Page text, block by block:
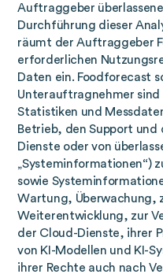
Auftraggeber
Durchführung dieser
räumt der Auftraggeber
erforderlichen
Daten ein. Foodforecast
Unterauftragnehmer
Statistiken und
Betrieb, den Support
Dienste oder von
„Systeminformationen“)
sowie
Wartung, Überwachung,
Weiterentwicklung, zur
der Cloud-Dienste, ihrer
von KI-Modellen und KI-
ihrer Rechte auch nach